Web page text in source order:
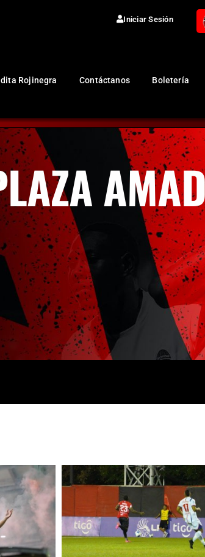
Iniciar Sesión
Rojinegra Contáctanos Boletería